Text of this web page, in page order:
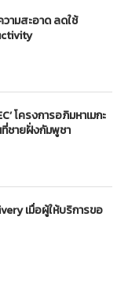
ามสะอาด ลดใช้
โครงการอภิมหาเมกะ
ชายฝั่งกัมพูชา
เมื่อผู้ให้บริการขอ